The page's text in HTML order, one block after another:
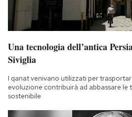
Una tecnologia dell’antica
Siviglia
I qanat venivano utilizzati per
evoluzione contribuirà ad abbassare le
sostenibile